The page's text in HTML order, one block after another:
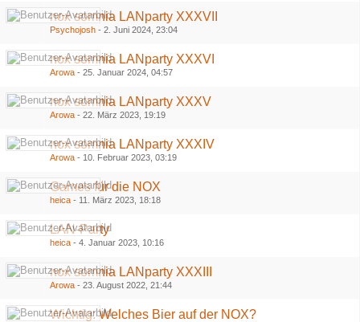
nox somnia LANparty XXXVII
Psychojosh - 2. Juni 2024, 23:04
nox somnia LANparty XXXVI
Arowa - 25. Januar 2024, 04:57
nox somnia LANparty XXXV
Arowa - 22. März 2023, 19:19
nox somnia LANparty XXXIV
Arowa - 10. Februar 2023, 03:19
Games für die NOX
heica - 11. März 2023, 18:18
LAN-Party
heica - 4. Januar 2023, 10:16
nox somnia LANparty XXXIII
Arowa - 23. August 2022, 21:44
Wichtig: Welches Bier auf der NOX?